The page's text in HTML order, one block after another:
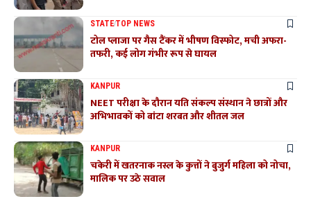
STATETOP NEWS
टोल प्लाजा पर गैस टैंकर में भीषण विस्फोट, मची अफरा-
तफरी, कई लोग गंभीर रूप से घायल
KANPUR
NEET परीक्षा के दौरान यति संकल्प संस्थान ने छात्रों और
अभिभावकों को बांटा शरबत और शीतल जल
KANPUR
चकेरी में खतरनाक नस्ल के कुत्तों ने बुजुर्ग महिला को नोचा,
मालिक पर उठे सवाल